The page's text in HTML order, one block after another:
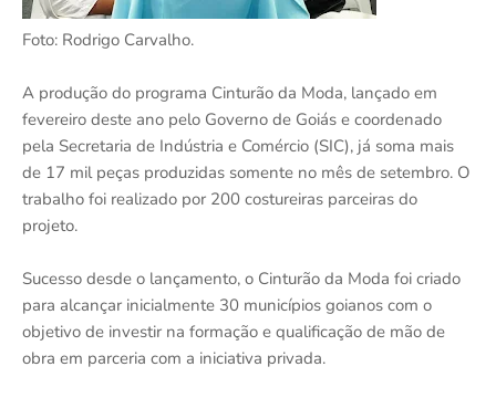
Foto: Rodrigo Carvalho.
A produção do programa Cinturão da Moda, lançado em
fevereiro deste ano pelo Governo de Goiás e coordenado
pela Secretaria de Indústria e Comércio (SIC), já soma mais
de 17 mil peças produzidas somente no mês de setembro. O
trabalho foi realizado por 200 costureiras parceiras do
projeto.
Sucesso desde o lançamento, o Cinturão da Moda foi criado
para alcançar inicialmente 30 municípios goianos com o
objetivo de investir na formação e qualificação de mão de
obra em parceria com a iniciativa privada.